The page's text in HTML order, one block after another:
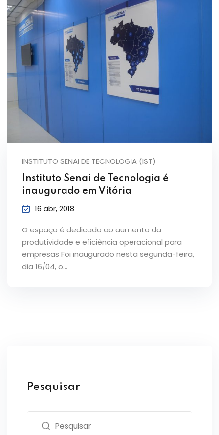
INSTITUTO SENAI DE TECNOLOGIA (IST)
Instituto Senai de Tecnologia é
inaugurado em Vitória
16 abr, 2018
O espaço é dedicado ao aumento da
produtividade e eficiência operacional para
empresas Foi inaugurado nesta segunda-feira,
dia 16/04, o…
Pesquisar